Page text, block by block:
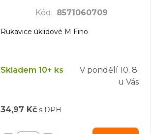
Kód : 8571060709
Rukavice úklidové M Fino
Skladem 10+ ks V pondělí 10. 8.
u Vás
34,97 Kč s DPH